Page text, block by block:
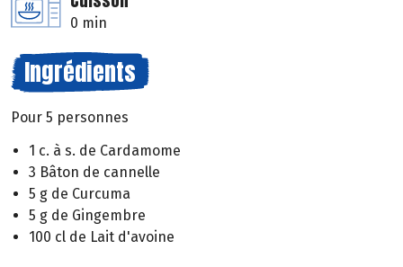
0 min
Ingrédients
Pour 5 personnes
1 c. à s. de Cardamome
3 Bâton de cannelle
5 g de Curcuma
5 g de Gingembre
100 cl de Lait d'avoine